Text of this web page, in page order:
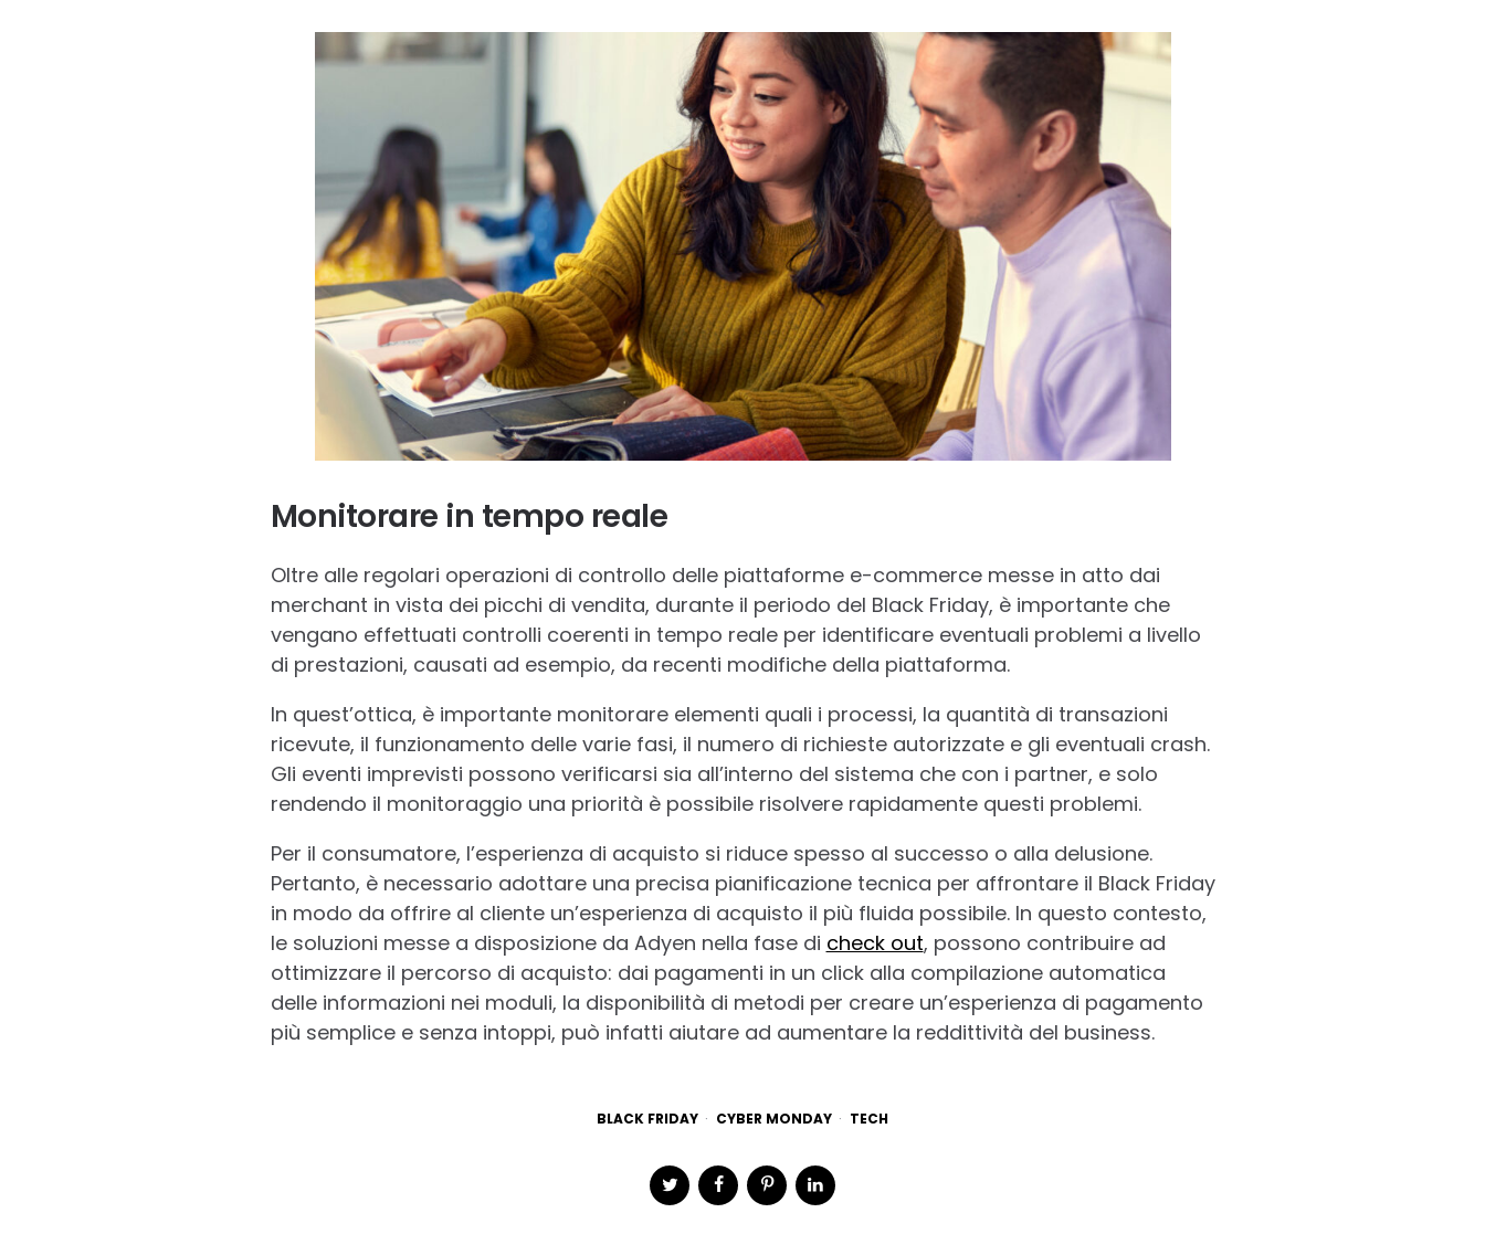
Monitorare in tempo reale
Oltre alle regolari operazioni di controllo delle piattaforme e-commerce messe in atto dai
merchant in vista dei picchi di vendita, durante il periodo del Black Friday, è importante che
vengano effettuati controlli coerenti in tempo reale per identificare eventuali problemi a livello
di prestazioni, causati ad esempio, da recenti modifiche della piattaforma.
In quest’ottica, è importante monitorare elementi quali i processi, la quantità di transazioni
ricevute, il funzionamento delle varie fasi, il numero di richieste autorizzate e gli eventuali crash.
Gli eventi imprevisti possono verificarsi sia all’interno del sistema che con i partner, e solo
rendendo il monitoraggio una priorità è possibile risolvere rapidamente questi problemi.
Per il consumatore, l’esperienza di acquisto si riduce spesso al successo o alla delusione.
Pertanto, è necessario adottare una precisa pianificazione tecnica per affrontare il Black Friday
in modo da offrire al cliente un’esperienza di acquisto il più fluida possibile. In questo contesto,
le soluzioni messe a disposizione da Adyen nella fase di check out, possono contribuire ad
ottimizzare il percorso di acquisto: dai pagamenti in un click alla compilazione automatica
delle informazioni nei moduli, la disponibilità di metodi per creare un’esperienza di pagamento
più semplice e senza intoppi, può infatti aiutare ad aumentare la reddittività del business.
BLACK FRIDAY CYBER MONDAY TECH